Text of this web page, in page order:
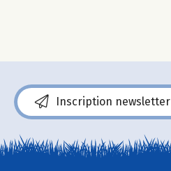
Inscription newsletter